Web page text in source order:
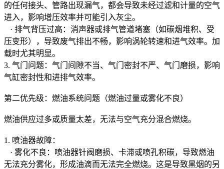
的任何接头、管路出现漏气，都会导致未经过滤和计量的空气
进入，影响增压效率并可能引入灰尘。
· 排气背压过高：消声器或排气管道堵塞（如碳烟堆积、受
压变形），导致废气排出不畅，影响涡轮转速和进气效率。加
载时尤其明显。
3. 气门问题：气门间隙不当、气门密封不严、气门磨损，影响
气缸密封性和进排气效率。
第二优先级：燃油系统问题（燃油过量或雾化不良）
燃油供应过多或质量太差，无法与空气充分混合燃烧。
1. 喷油器故障：
· 雾化不良：喷油器针阀磨损、卡滞或喷孔积碳，导致燃油
无法充分雾化，形成油滴而无法完全燃烧。这是导致黑烟的另